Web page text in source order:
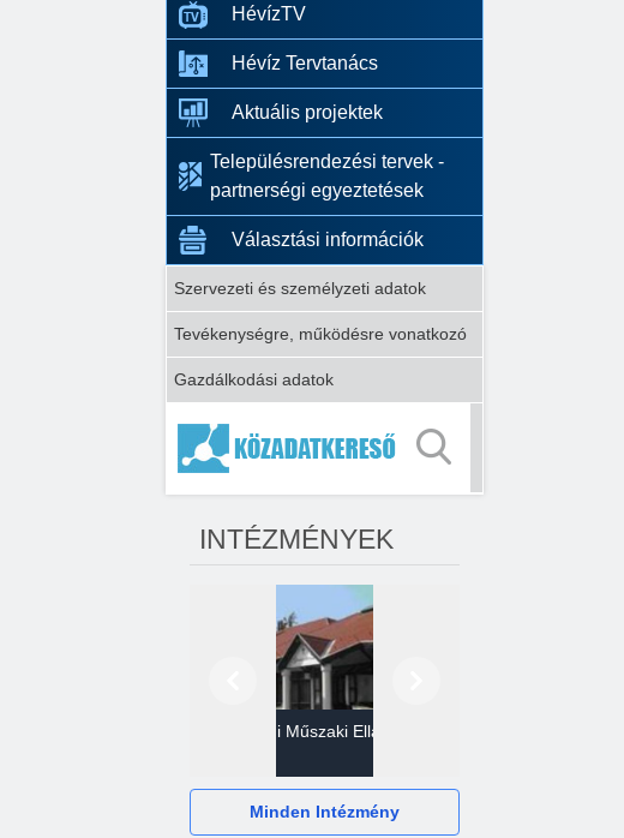
HévízTV
Hévíz Tervtanács
Aktuális projektek
Településrendezési tervek -
partnerségi egyeztetések
Választási információk
Szervezeti és személyzeti adatok
Tevékenységre, működésre vonatkozó
Gazdálkodási adatok
INTÉZMÉNYEK
Gazdasági Műszaki Ellátó
Minden Intézmény